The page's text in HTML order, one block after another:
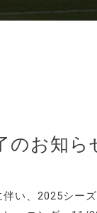
のお知ら
い、2025シー